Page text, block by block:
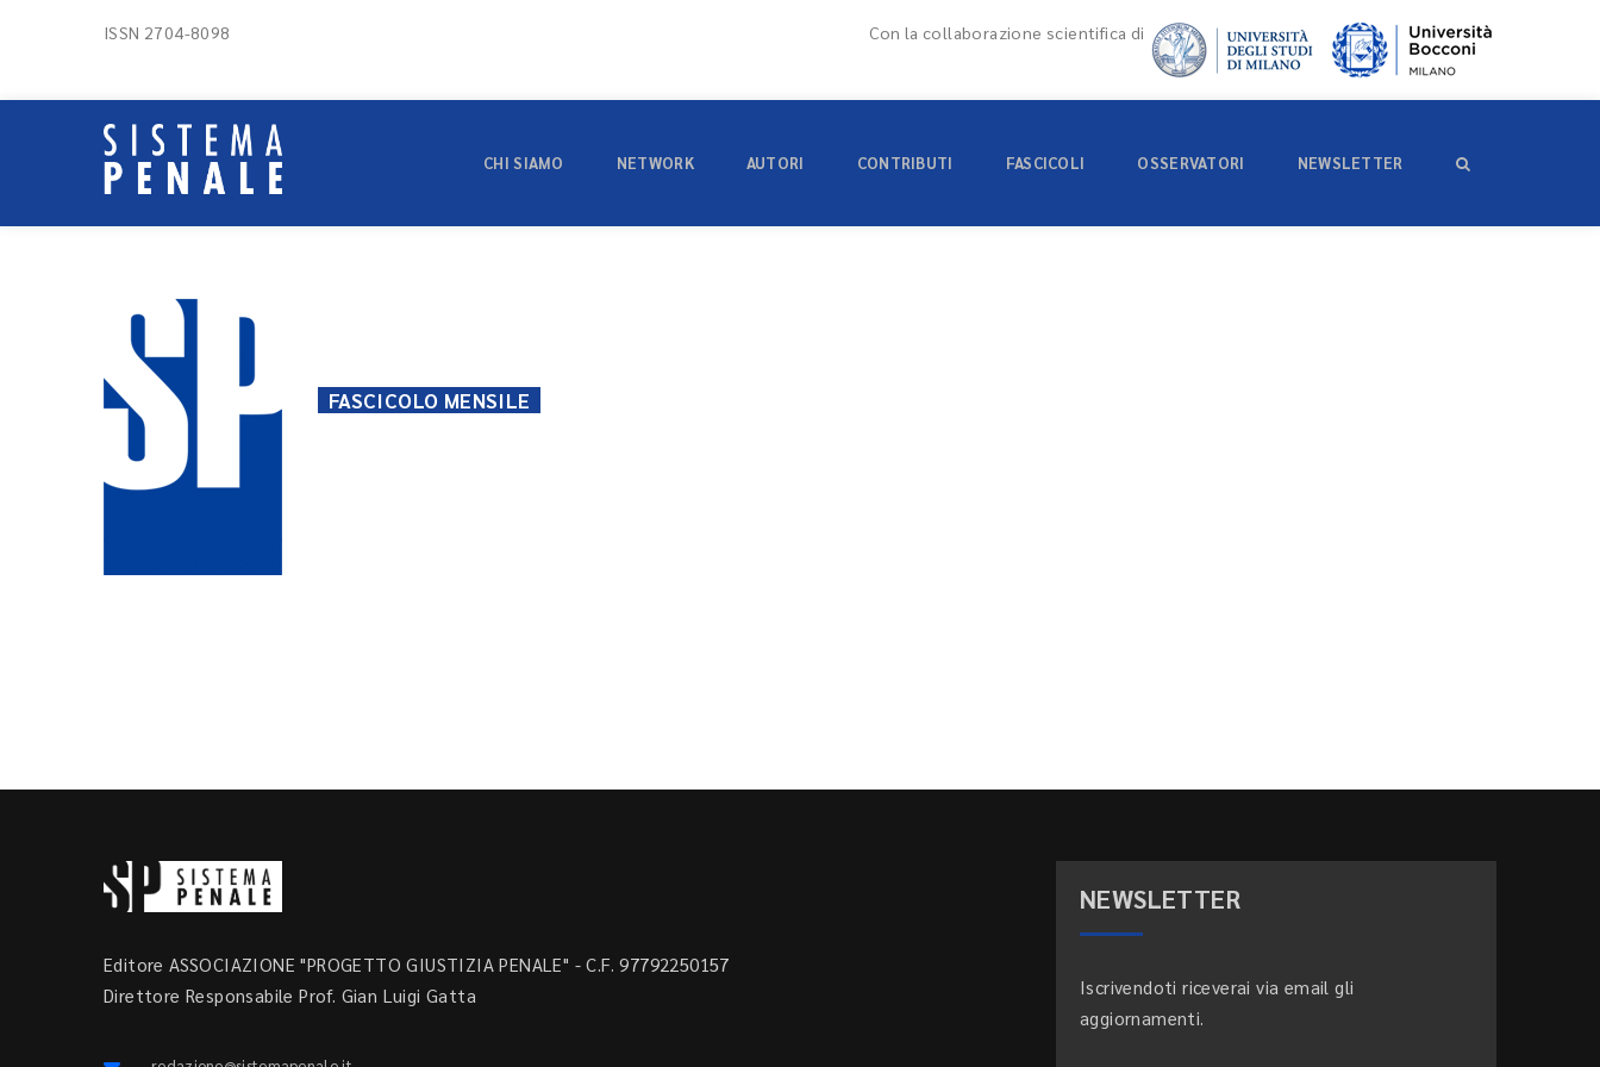
ISSN 2704-8098 Con la collaborazione scientifica di
CHI SIAMO NETWORK AUTORI CONTRIBUTI FASCICOLI OSSERVATORI NEWSLETTER
FASCICOLO MENSILE
Editore ASSOCIAZIONE "PROGETTO GIUSTIZIA PENALE" - C.F. 97792250157
Direttore Responsabile Prof. Gian Luigi Gatta
NEWSLETTER
Iscrivendoti riceverai via email gli
aggiornamenti.